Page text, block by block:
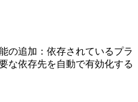
の追加：依存されているプラ
な依存先を自動で有効化する